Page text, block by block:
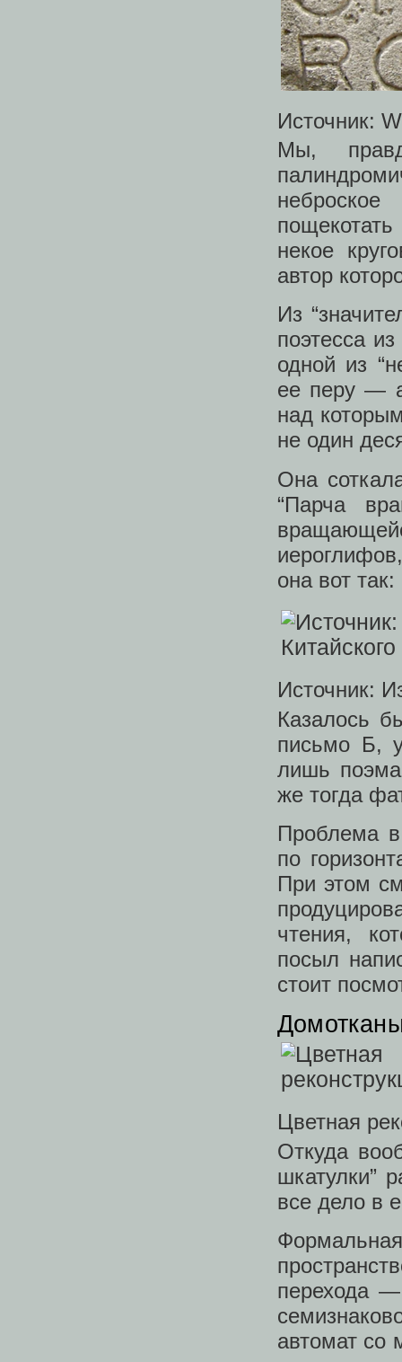
Источник:
Мы,
некое
автор
Из
поэтесса
одной из
ее перу —
над
не один
Она
“Парча
она вот так:
Источник:
Казалось
письмо Б,
лишь
же тогда
Проблема
по
При этом
чтения,
посыл
стоит
Цветная
Откуда
шкатулки”
все дело в
перехода —
автомат со